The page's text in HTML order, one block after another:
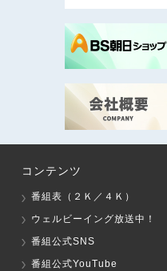
コンテンツ
番組表（２Ｋ／４Ｋ）
ウェルビーイング放送中！
番組公式SNS
番組公式YouTube